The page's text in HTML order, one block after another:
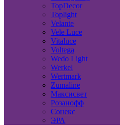
TopDecor
Toplight
Velante
Vele Luce
Vitaluce
Voltega
Wedo Light
Werkel
Wertmark
Zumaline
Максисвет
Розанофф
Сонекс
ЭРА